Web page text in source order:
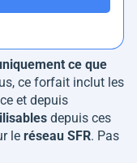
ce que
ce forfait inclut les
et depuis
depuis ces
le réseau SFR. Pas